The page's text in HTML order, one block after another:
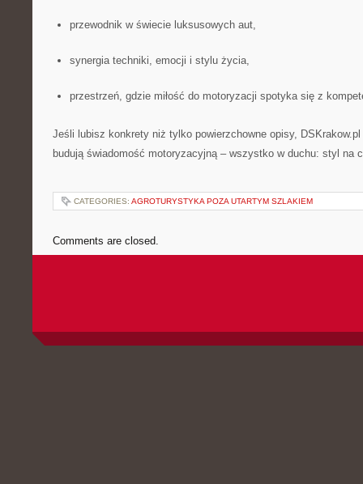
przewodnik w świecie luksusowych aut,
synergia techniki, emocji i stylu życia,
przestrzeń, gdzie miłość do motoryzacji spotyka się z
Jeśli lubisz konkrety niż tylko powierzchowne opisy,
budują świadomość motoryzacyjną – wszystko w duchu: styl na
CATEGORIES: AGROTURYSTYKA POZA UTARTYM SZLAKIEM
Comments are closed.